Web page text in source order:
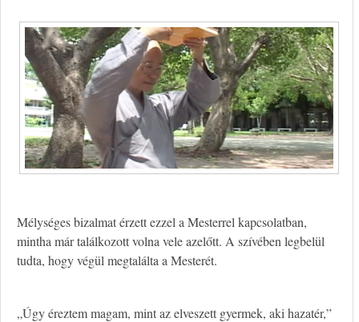
Mélységes bizalmat érzett ezzel a Mesterrel kapcsolatban,
mintha már találkozott volna vele azelőtt. A szívében legbelül
tudta, hogy végül megtalálta a Mesterét.
„Úgy éreztem magam, mint az elveszett gyermek, aki hazatér,”